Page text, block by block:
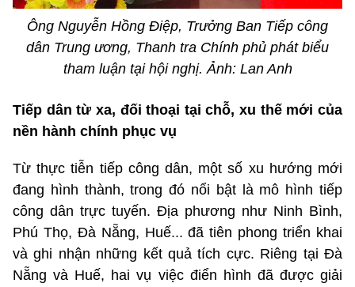
Ông Nguyễn Hồng Điệp, Trưởng Ban Tiếp công
dân Trung ương, Thanh tra Chính phủ phát biểu
tham luận tại hội nghị. Ảnh: Lan Anh
Tiếp dân từ xa, đối thoại tại chỗ, xu thế mới của
nền hành chính phục vụ
Từ thực tiễn tiếp công dân, một số xu hướng mới
đang hình thành, trong đó nổi bật là mô hình tiếp
công dân trực tuyến. Địa phương như Ninh Bình,
Phú Thọ, Đà Nẵng, Huế... đã tiên phong triển khai
và ghi nhận những kết quả tích cực. Riêng tại Đà
Nẵng và Huế, hai vụ việc điển hình đã được giải